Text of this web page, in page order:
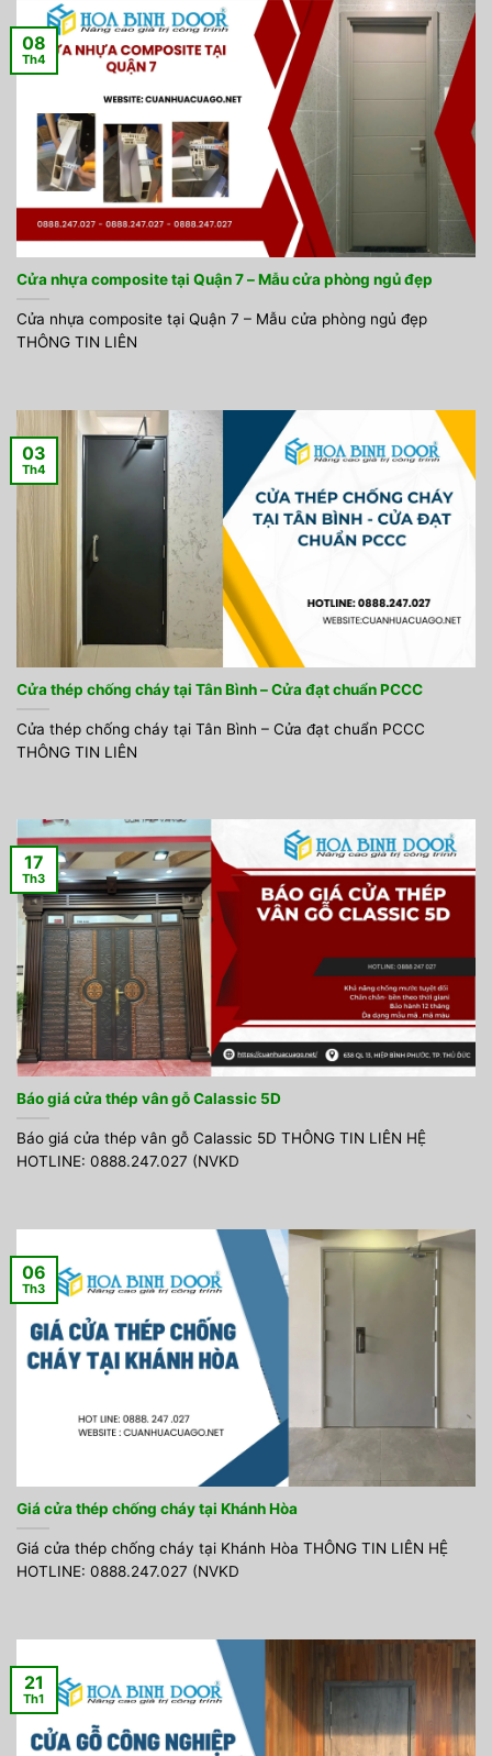
Cửa nhựa composite tại Quận 7 – Mẫu cửa phòng ngủ đẹp
Cửa nhựa composite tại Quận 7 – Mẫu cửa phòng ngủ đẹp
THÔNG TIN LIÊN
08
Th4
Cửa thép chống cháy tại Tân Bình – Cửa đạt chuẩn PCCC
Cửa thép chống cháy tại Tân Bình – Cửa đạt chuẩn PCCC
THÔNG TIN LIÊN
03
Th4
Báo giá cửa thép vân gỗ Calassic 5D
Báo giá cửa thép vân gỗ Calassic 5D THÔNG TIN LIÊN HỆ
HOTLINE: 0888.247.027 (NVKD
17
Th3
Giá cửa thép chống cháy tại Khánh Hòa
Giá cửa thép chống cháy tại Khánh Hòa THÔNG TIN LIÊN HỆ
HOTLINE: 0888.247.027 (NVKD
06
Th3
21
Th1